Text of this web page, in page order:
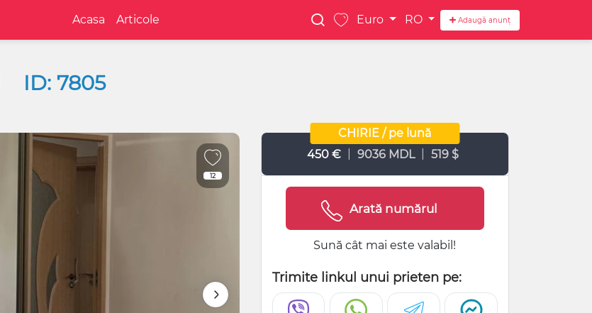
Acasa Articole Euro RO Adaugă anunț
ID: 7805
12
CHIRIE / pe lună
450 €
9036 MDL 519 $
Arată numărul
Sună cât mai este valabil!
Trimite linkul unui prieten pe: